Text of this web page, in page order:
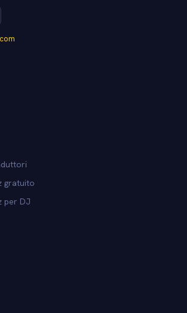
gratuito
per DJ